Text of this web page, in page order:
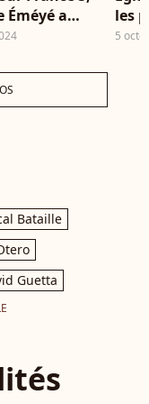
Éméyé a
beaucoup
qu'elle a
de
les
5
Bataille
Guetta